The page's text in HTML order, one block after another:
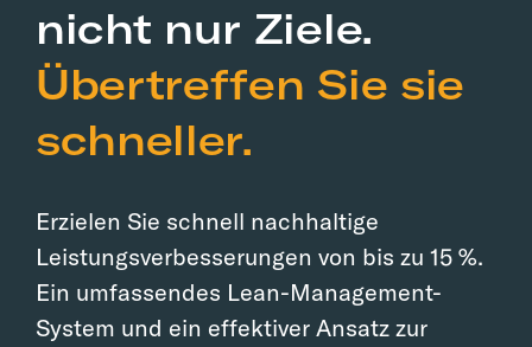
nicht nur Ziele.
Übertreffen Sie sie
schneller.
Erzielen Sie schnell nachhaltige
Leistungsverbesserungen von bis zu 15 %.
Ein umfassendes Lean-Management-
System und ein effektiver Ansatz zur